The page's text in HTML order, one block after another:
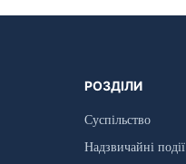
РОЗДІЛИ
Суспільство
Надзвичайні події